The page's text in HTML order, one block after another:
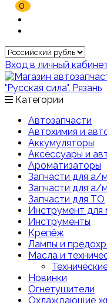
Вход в личный
Категории
Автозапчасти
Автохимия и
Аккумуляторы
Аксессуары и
Ароматизаторы
Запчасти для а/
Запчасти для а/
Запчасти для ТО
Инструмент для
Инструменты
Крепёж
Лампы и
Масла и
Новинки
Огнетушители
Охлаждающие
0